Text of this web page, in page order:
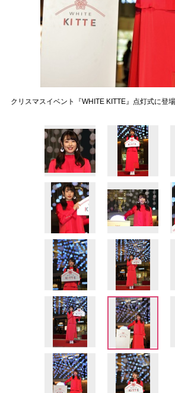
クリスマスイベント『WHITE KITTE』点灯式に登